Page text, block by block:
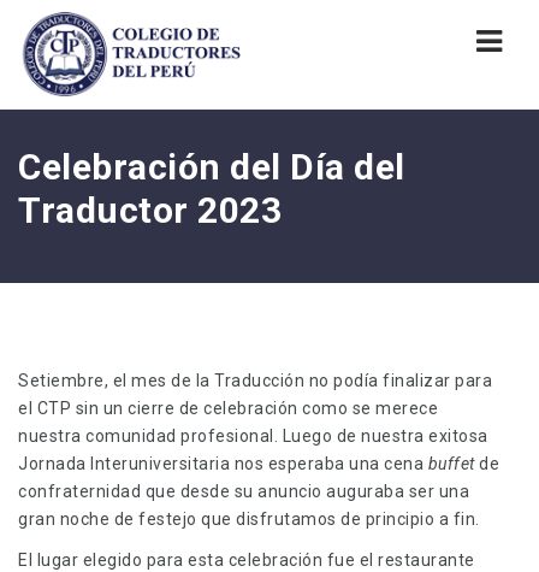
Celebración del Día del
Traductor 2023
Setiembre, el mes de la Traducción no podía finalizar para
el CTP sin un cierre de celebración como se merece
nuestra comunidad profesional. Luego de nuestra exitosa
Jornada Interuniversitaria nos esperaba una cena buffetde
confraternidad que desde su anuncio auguraba ser una
gran noche de festejo que disfrutamos de principio a fin.
El lugar elegido para esta celebración fue el restaurante